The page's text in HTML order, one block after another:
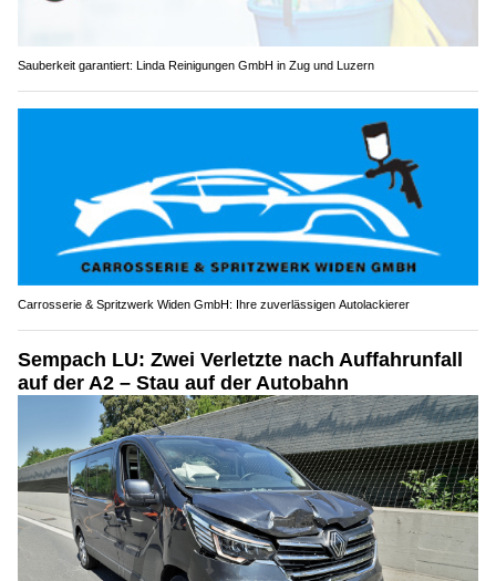
Sauberkeit garantiert: Linda Reinigungen GmbH in Zug und Luzern
Carrosserie & Spritzwerk Widen GmbH: Ihre zuverlässigen Autolackierer
Sempach LU: Zwei Verletzte nach Auffahrunfall
auf der A2 – Stau auf der Autobahn